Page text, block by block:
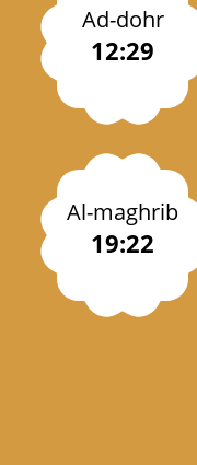
Ad-dohr
12:29
Al-maghrib
19:22